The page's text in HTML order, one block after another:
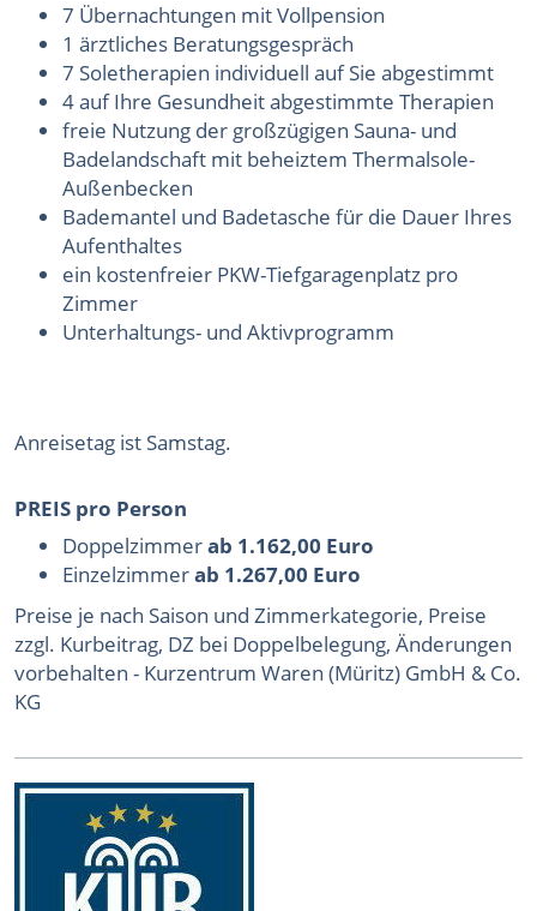
7 Übernachtungen mit Vollpension
1 ärztliches Beratungsgespräch
7 Soletherapien individuell auf Sie abgestimmt
4 auf Ihre Gesundheit abgestimmte Therapien
freie Nutzung der großzügigen Sauna- und
Badelandschaft mit beheiztem Thermalsole-
Außenbecken
Bademantel und Badetasche für die Dauer Ihres
Aufenthaltes
ein kostenfreier PKW-Tiefgaragenplatz pro
Zimmer
Unterhaltungs- und Aktivprogramm
Anreisetag ist Samstag.
PREIS pro Person
Doppelzimmerab 1.162,00 Euro
Einzelzimmerab 1.267,00 Euro
Preise je nach Saison und Zimmerkategorie, Preise
zzgl. Kurbeitrag, DZ bei Doppelbelegung, Änderungen
vorbehalten - Kurzentrum Waren (Müritz) GmbH & Co.
KG